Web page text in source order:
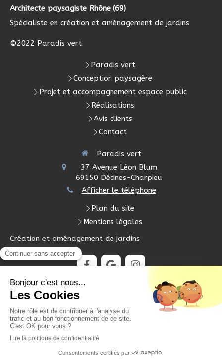
Architecte paysagiste Rhône (69)
Spécialiste en création et aménagement de jardins
©2022 Paradis vert
Paradis vert
Conception paysagère
Projet et accompagnement espace public
Réalisations
Avis clients
Contact
Paradis vert
37 Avenue Léon Blum
69150 Décines-Charpieu
Afficher le téléphone
Plan du site
Mentions légales
Création et aménagement de jardins
Demander un devis
Création et référencement du site par Simplébo
Site créé grâce àPicpus